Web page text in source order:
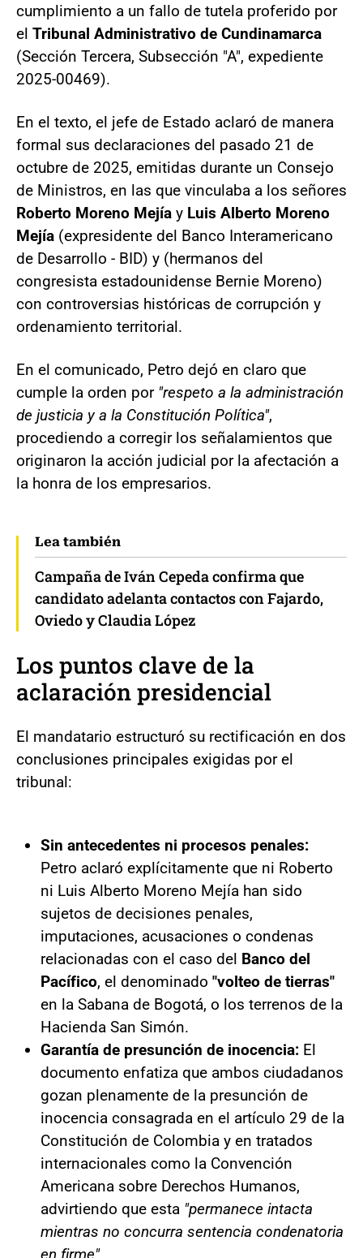
cumplimiento a un fallo de tutela proferido por
el Tribunal Administrativo de Cundinamarca
(Sección Tercera, Subsección "A", expediente
2025-00469).
En el texto, el jefe de Estado aclaró de manera
formal sus declaraciones del pasado 21 de
octubre de 2025, emitidas durante un Consejo
de Ministros, en las que vinculaba a los señores
Roberto Moreno Mejía y Luis Alberto Moreno
Mejía (expresidente del Banco Interamericano
de Desarrollo - BID) y (hermanos del
congresista estadounidense Bernie Moreno)
con controversias históricas de corrupción y
ordenamiento territorial.
En el comunicado, Petro dejó en claro que
cumple la orden por "respeto a la administración
de justicia y a la Constitución Política",
procediendo a corregir los señalamientos que
originaron la acción judicial por la afectación a
la honra de los empresarios.
Lea también
Campaña de Iván Cepeda confirma que
candidato adelanta contactos con Fajardo,
Oviedo y Claudia López
Los puntos clave de la
aclaración presidencial
El mandatario estructuró su rectificación en dos
conclusiones principales exigidas por el
tribunal:
Sin antecedentes ni procesos penales:
Petro aclaró explícitamente que ni Roberto
ni Luis Alberto Moreno Mejía han sido
sujetos de decisiones penales,
imputaciones, acusaciones o condenas
relacionadas con el caso del Banco del
Pacífico, el denominado "volteo de tierras"
en la Sabana de Bogotá, o los terrenos de la
Hacienda San Simón.
Garantía de presunción de inocencia: El
documento enfatiza que ambos ciudadanos
gozan plenamente de la presunción de
inocencia consagrada en el artículo 29 de la
Constitución de Colombia y en tratados
internacionales como la Convención
Americana sobre Derechos Humanos,
advirtiendo que esta "permanece intacta
mientras no concurra sentencia condenatoria
en firme".